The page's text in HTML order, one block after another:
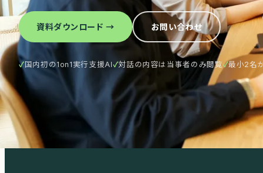
資料ダウンロード → お問い合わせ
✓ 国内初の1on1実行支援AI✓対話の内容は当事者のみ閲覧✓最小2名